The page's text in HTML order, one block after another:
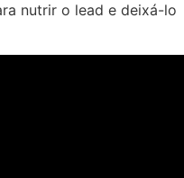
nutrir o lead e deixá-lo